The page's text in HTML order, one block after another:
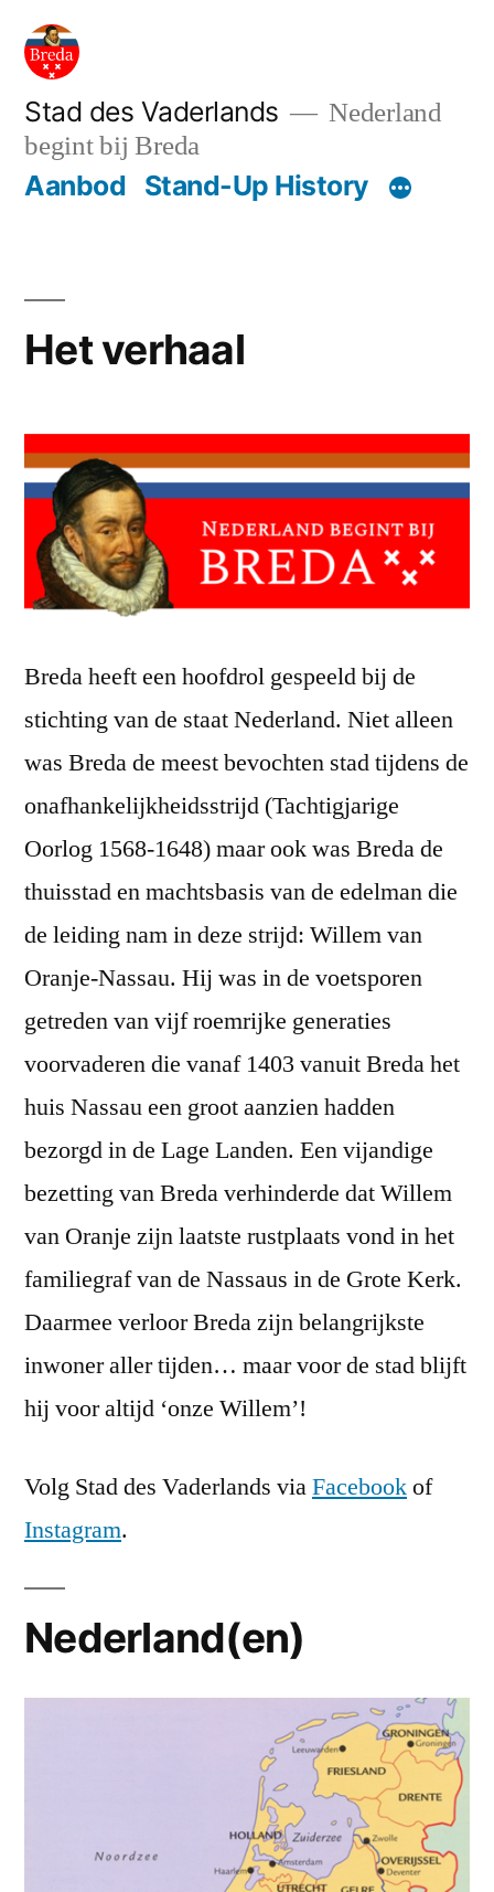
naar
inhoud
Stad des Vaderlands
Nederland
begint bij Breda
Aanbod Stand-Up History
Het verhaal
Breda heeft een hoofdrol gespeeld bij de
stichting van de staat Nederland. Niet alleen
was Breda de meest bevochten stad tijdens de
onafhankelijkheidsstrijd (Tachtigjarige
Oorlog 1568-1648) maar ook was Breda de
thuisstad en machtsbasis van de edelman die
de leiding nam in deze strijd: Willem van
Oranje-Nassau. Hij was in de voetsporen
getreden van vijf roemrijke generaties
voorvaderen die vanaf 1403 vanuit Breda het
huis Nassau een groot aanzien hadden
bezorgd in de Lage Landen. Een vijandige
bezetting van Breda verhinderde dat Willem
van Oranje zijn laatste rustplaats vond in het
familiegraf van de Nassaus in de Grote Kerk.
Daarmee verloor Breda zijn belangrijkste
inwoner aller tijden… maar voor de stad blijft
hij voor altijd ‘onze Willem’!
Volg Stad des Vaderlands viaFacebookof
Instagram.
Nederland(en)